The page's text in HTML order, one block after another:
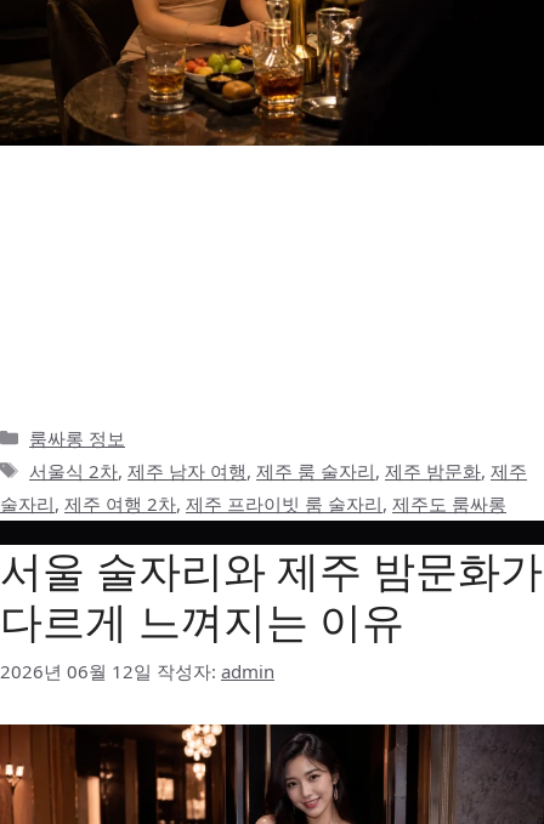
카
테
고
리
룸싸롱 정보
태
그
서울식 2차, 제주 남자 여행, 제주 룸 술자리, 제주 밤문화, 제주
술자리, 제주 여행 2차, 제주 프라이빗 룸 술자리, 제주도 룸싸롱
서울 술자리와 제주 밤문화가
다르게 느껴지는 이유
2026년 06월 12일 작성자: admin